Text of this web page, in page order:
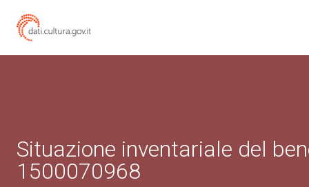
Situazione inventariale del
1500070968